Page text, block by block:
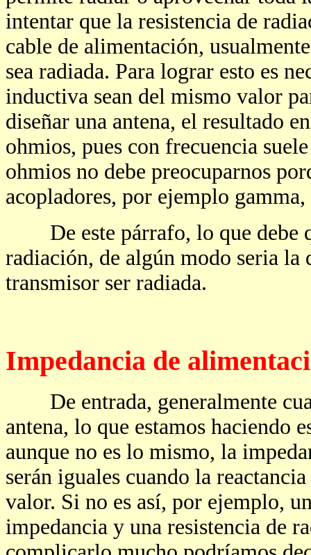
intentar que la resistencia de
cable de alimentación,
sea radiada. Para lograr esto es
inductiva sean del mismo valor
diseñar una antena, el resultado
ohmios, pues con frecuencia
ohmios no debe preocuparnos
acopladores, por ejemplo gamma,
De este párrafo, lo que debe
radiación, de algún modo seria la
transmisor ser radiada.
Impedancia de
De entrada, generalmente
antena, lo que estamos haciendo
aunque no es lo mismo, la
serán iguales cuando la
valor. Si no es así, por ejemplo,
impedancia y una resistencia de